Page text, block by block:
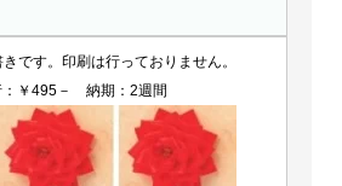
です。印刷は行っておりません。
￥495－ 納期：2週間